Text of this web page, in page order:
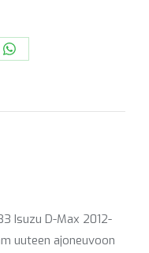
Share
Isuzu D-Max 2012-
uuteen ajoneuvoon